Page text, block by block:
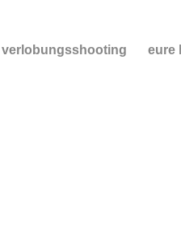
verlobungsshooting eure